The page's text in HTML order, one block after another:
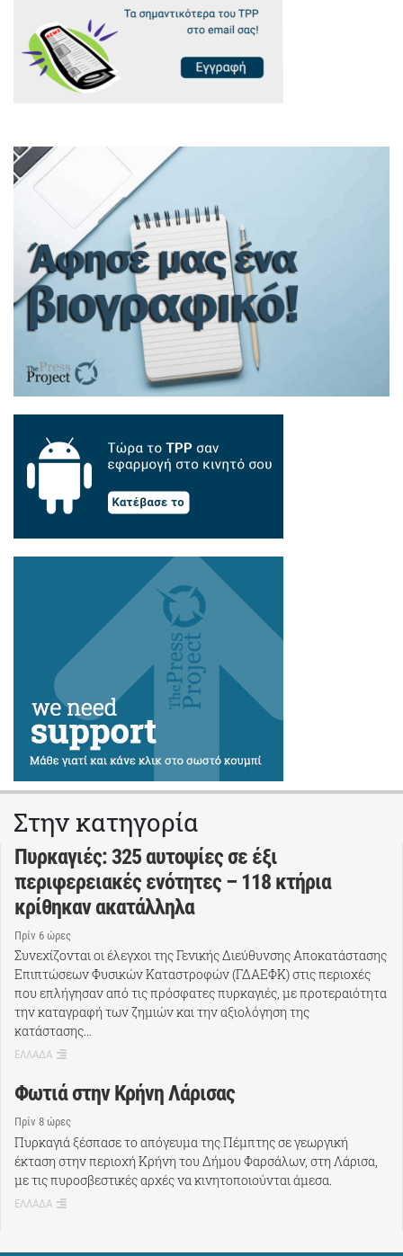
Στην κατηγορία
Πυρκαγιές: 325 αυτοψίες σε έξι
περιφερειακές ενότητες – 118 κτήρια
κρίθηκαν ακατάλληλα
Πρίν 6 ώρες
Συνεχίζονται οι έλεγχοι της Γενικής Διεύθυνσης Αποκατάστασης
Επιπτώσεων Φυσικών Καταστροφών (ΓΔΑΕΦΚ) στις περιοχές
που επλήγησαν από τις πρόσφατες πυρκαγιές, με προτεραιότητα
την καταγραφή των ζημιών και την αξιολόγηση της
κατάστασης…
ΕΛΛΑΔΑ
Φωτιά στην Κρήνη Λάρισας
Πρίν 8 ώρες
Πυρκαγιά ξέσπασε το απόγευμα της Πέμπτης σε γεωργική
έκταση στην περιοχή Κρήνη του Δήμου Φαρσάλων, στη Λάρισα,
με τις πυροσβεστικές αρχές να κινητοποιούνται άμεσα.
ΕΛΛΑΔΑ